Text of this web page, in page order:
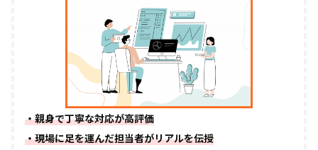
・親身で丁寧な対応が高評価
・現場に足を運んだ担当者がリアルを伝授